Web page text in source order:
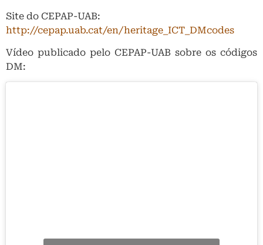
Site do CEPAP-UAB:
http://cepap.uab.cat/en/heritage_ICT_DMcodes
Vídeo publicado pelo CEPAP-UAB sobre os códigos
DM: